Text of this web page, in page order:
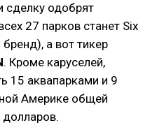
сделку одобрят
27 парков станет Six
а вот тикер
. Кроме каруселей,
15 аквапарками и 9
Америке общей
долларов.